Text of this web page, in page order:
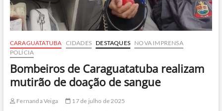
CARAGUATATUBA CIDADES DESTAQUES
NOVA IMPRENSA
POLÍCIA
Bombeiros de Caraguatatuba realizam
mutirão de doação de sangue
Fernanda Veiga
17 de julho de 2025